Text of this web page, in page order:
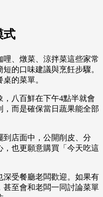
式
、燉菜、涼拌菜這些家常
的口味建議與烹飪步驟。
的菜單。
八百鮮在下午4點半就會
而是確保當日蔬果能全部
到店面中，公開削皮、分
也更願意購買「今天吃這
深受餐廳老闆歡迎。如果有
至會和老闆一同討論菜單